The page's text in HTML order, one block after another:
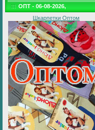
ОПТ - 06-08-2026,
Шкарпетки Оптом